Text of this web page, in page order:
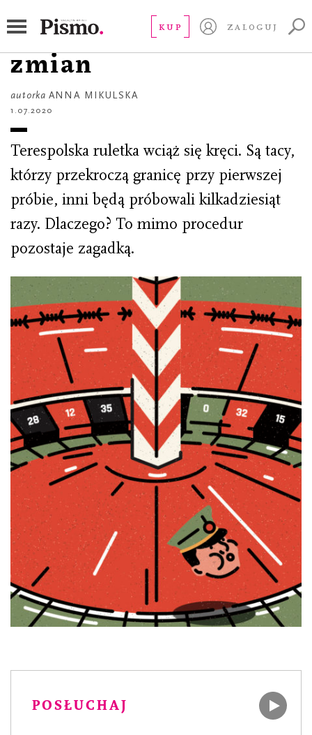
KUP ZALOGUJ
Na wschodzie bez
zmian
autorka ANNA MIKULSKA
1.07.2020
Terespolska ruletka wciąż się kręci. Są tacy,
którzy przekroczą granicę przy pierwszej
próbie, inni będą próbowali kilkadziesiąt
razy. Dlaczego? To mimo procedur
pozostaje zagadką.
POSŁUCHAJ